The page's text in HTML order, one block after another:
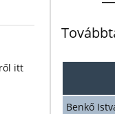
itt
Benkő